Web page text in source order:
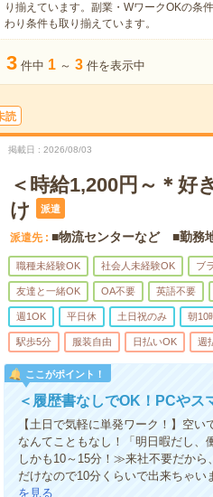
り揃えています。副業・WワークOKの条件
わり条件も取り揃えています。
3 件中 1 ～ 3 件を表示中
読
掲載日 2026/08/03
＜時給1,200円～＊好
け
派遣
派遣先 ■物流センターなど ■勤務
職種未経験OK 社会人未経験OK ブ
友達と一緒OK OA不要 英語不要
週1OK 平日休 土日祝のみ 朝10
駅歩5分 服装自由 日払いOK 週
ここがポイント！
＜履歴書なしでOK！PCやス
【土日で気軽に単発ワーク！】空
なんてこともなし！「明日暇だし
しかも10～15分！≫来社不要だから
だけなので10分くらいで出来ちゃ
を見る